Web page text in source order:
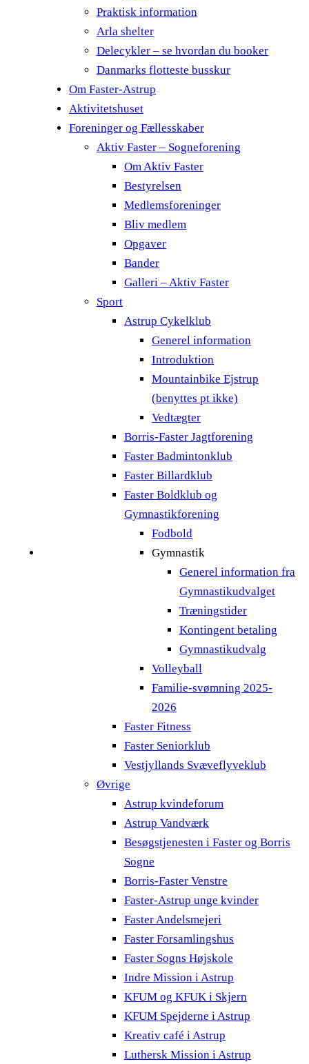
Praktisk information
Arla shelter
Delecykler – se hvordan du booker
Danmarks flotteste busskur
Om Faster-Astrup
Aktivitetshuset
Foreninger og Fællesskaber
Aktiv Faster – Sogneforening
Om Aktiv Faster
Bestyrelsen
Medlemsforeninger
Bliv medlem
Opgaver
Bander
Galleri – Aktiv Faster
Sport
Astrup Cykelklub
Generel information
Introduktion
Mountainbike Ejstrup
(benyttes pt ikke)
Vedtægter
Borris-Faster Jagtforening
Faster Badmintonklub
Faster Billardklub
Faster Boldklub og
Gymnastikforening
Fodbold
Gymnastik
Generel information fra
Gymnastikudvalget
Træningstider
Kontingent betaling
Gymnastikudvalg
Volleyball
Familie-svømning 2025-
2026
Faster Fitness
Faster Seniorklub
Vestjyllands Svæveflyveklub
Øvrige
Astrup kvindeforum
Astrup Vandværk
Besøgstjenesten i Faster og Borris
Sogne
Borris-Faster Venstre
Faster-Astrup unge kvinder
Faster Andelsmejeri
Faster Forsamlingshus
Faster Sogns Højskole
Indre Mission i Astrup
KFUM og KFUK i Skjern
KFUM Spejderne i Astrup
Kreativ café i Astrup
Luthersk Mission i Astrup